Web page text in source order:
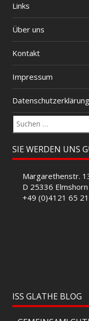
Links
Über uns
Kontakt
Impressum
Datenschutzerklärung
Suchen
nach:
SIE WERDEN UNS
Margarethenstr.
D 25336 Elmshorn
+49 (0)4121 65
ISS GLATHE BLOG